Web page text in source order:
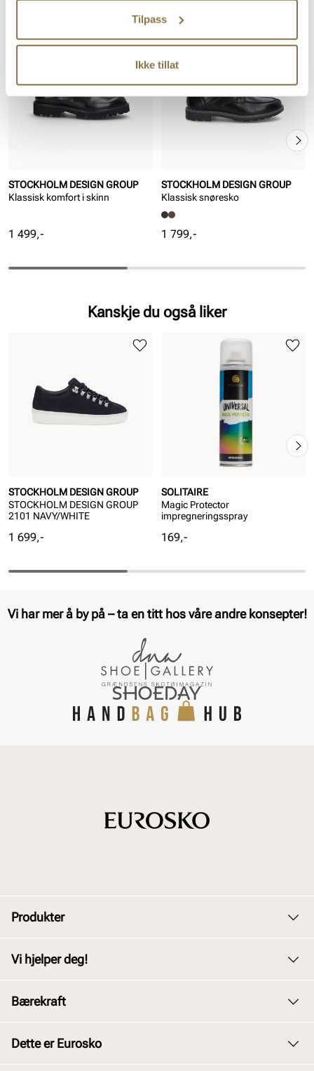
Tilpass
Ikke tillat
Lignende produkter
STOCKHOLM DESIGN GROUP
Klassisk komfort i skinn
Pris
1 499,-
STOCKHOLM DESIGN GROUP
Klassisk snøresko
Pris
1 799,-
Kanskje du også liker
STOCKHOLM DESIGN GROUP
STOCKHOLM DESIGN GROUP
2101 NAVY/WHITE
Pris
1 699,-
SOLITAIRE
Magic Protector
impregneringsspray
Pris
169,-
Vi har mer å by på – ta en titt hos våre andre konsepter!
Produkter
Barn
Vi hjelper deg!
Kjøpsbetingelser
Bærekraft
Dette er Eurosko